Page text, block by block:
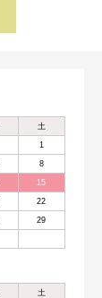
土
1
8
15
22
29
土